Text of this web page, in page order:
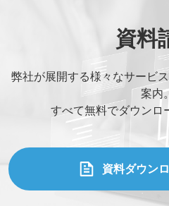
資料
弊社が展開する様々なサービ
案内
すべて無料でダウンロ
資料ダウン